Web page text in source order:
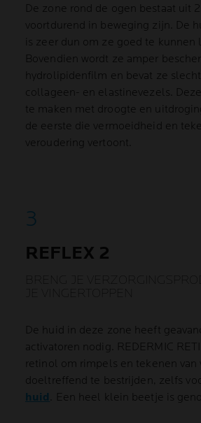
De zone rond de ogen bestaat uit
voortdurend in beweging zijn. De
is zeer dun om ze goed te kunnen
Bovendien wordt ze amper
hydrolipidenfilm en bevat ze
collageen- en elastinevezels.
te maken met droogte en
de eerste die vermoeidheid en
veroudering vertoont.
REFLEX 2
De huid in deze zone heeft
activatoren nodig. REDERMIC
retinol om rimpels en tekenen van
doeltreffend te bestrijden, zelfs
huid
. Een heel klein beetje is